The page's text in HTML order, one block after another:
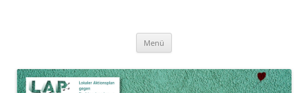
Lokaler Aktionsplan gegen Rechtsextremismus der Stadt Erfurt – Zur
Stärkung der Vielfalt, Toleranz und Demokratie
Menü